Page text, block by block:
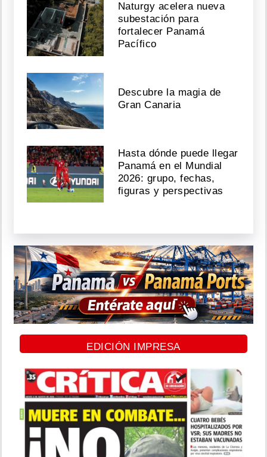
Naturgy acelera nueva
subestación para
fortalecer Panamá
Pacífico
Descubre la magia de
Gran Canaria
Hasta dónde puede llegar
Panamá en el Mundial
2026: grupo, fechas,
figuras y perspectivas
EDICIÓN IMPRESA